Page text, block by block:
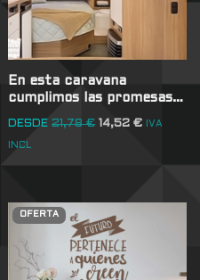
En esta caravana
cumplimos las promesas…
DESDE 21,78€ 14,52€ IVA
INCL
OFERTA